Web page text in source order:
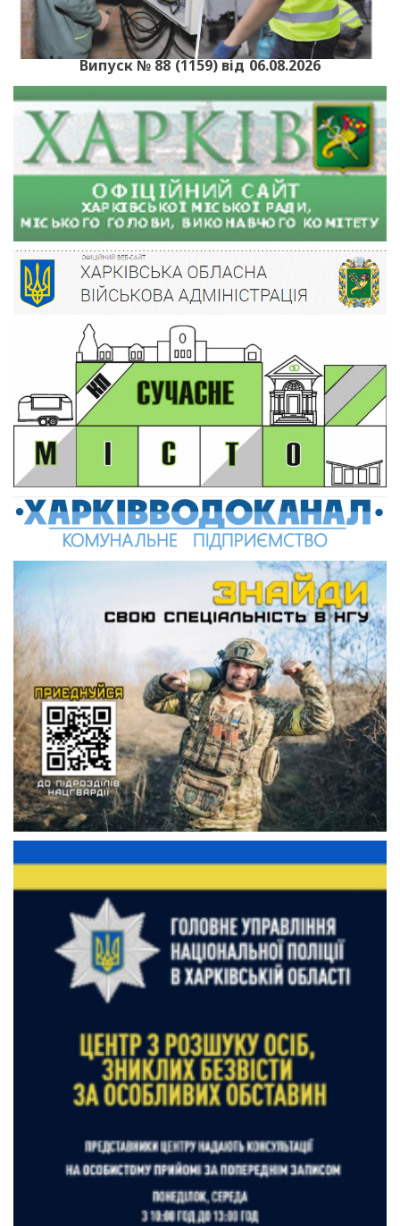
Випуск № 88 (1159) від 06.08.2026